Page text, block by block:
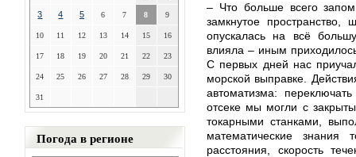
3 4 5 6 7 8 9
10 11 12 13 14 15 16
17 18 19 20 21 22 23
24 25 26 27 28 29 30
31
Погода в регионе
– Что больше всего
замкнутое пространство,
опускалась на всё
влияла – иным
С первых дней нас
морской выправке.
автоматизма:
отсеке мы могли с
токарными станками,
математические знания
расстояния, скорость